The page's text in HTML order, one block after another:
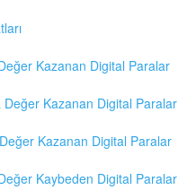
Kazanan Digital Paralar
Kazanan Digital Paralar
Kazanan Digital Paralar
Kaybeden Digital Paralar